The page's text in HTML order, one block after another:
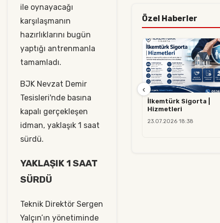
ile oynayacağı
karşılaşmanın
hazırlıklarını bugün
yaptığı antrenmanla
tamamladı.
BJK Nevzat Demir
Tesisleri'nde basına
kapalı gerçekleşen
idman, yaklaşık 1 saat
sürdü.
YAKLAŞIK 1 SAAT
SÜRDÜ
Teknik Direktör Sergen
Yalçın’ın yönetiminde
Özel Haberler
İlkemtürk Sigorta |
Hizmetleri
23.07.2026 18:38
‹